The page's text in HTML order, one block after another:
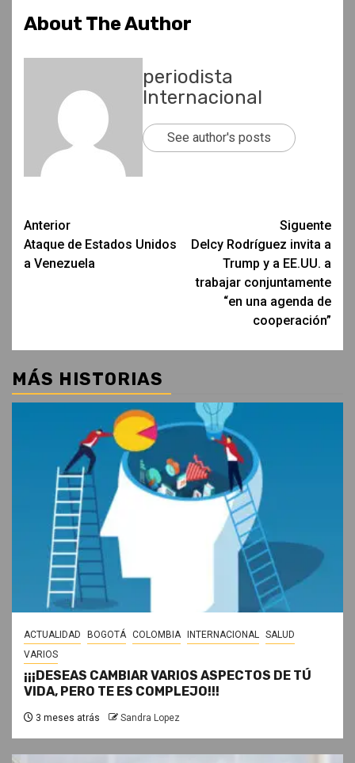
About The Author
periodista
Internacional
See author's posts
Post
navigation
Anterior
Ataque de Estados Unidos
a Venezuela
Siguente
Delcy Rodríguez invita a
Trump y a EE.UU. a
trabajar conjuntamente
“en una agenda de
cooperación”
MÁS HISTORIAS
ACTUALIDAD BOGOTÁ COLOMBIA INTERNACIONAL SALUD
VARIOS
¡¡¡DESEAS CAMBIAR VARIOS ASPECTOS DE TÚ
VIDA, PERO TE ES COMPLEJO!!!
3 meses atrás Sandra Lopez